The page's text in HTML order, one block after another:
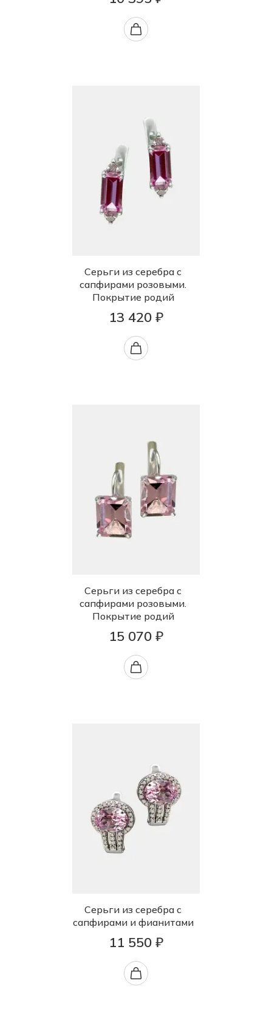
Серьги из серебра с
сапфирами розовыми.
Покрытие родий
13 420 ₽
Серьги из серебра с
сапфирами розовыми.
Покрытие родий
15 070 ₽
Серьги из серебра с
сапфирами и фианитами
11 550 ₽